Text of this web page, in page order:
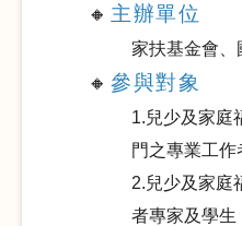
🔸 主辦單位
家扶基金會、
🔸 參與對象
1.兒少及家庭
門之專業工作
2.兒少及家庭
者專家及學生